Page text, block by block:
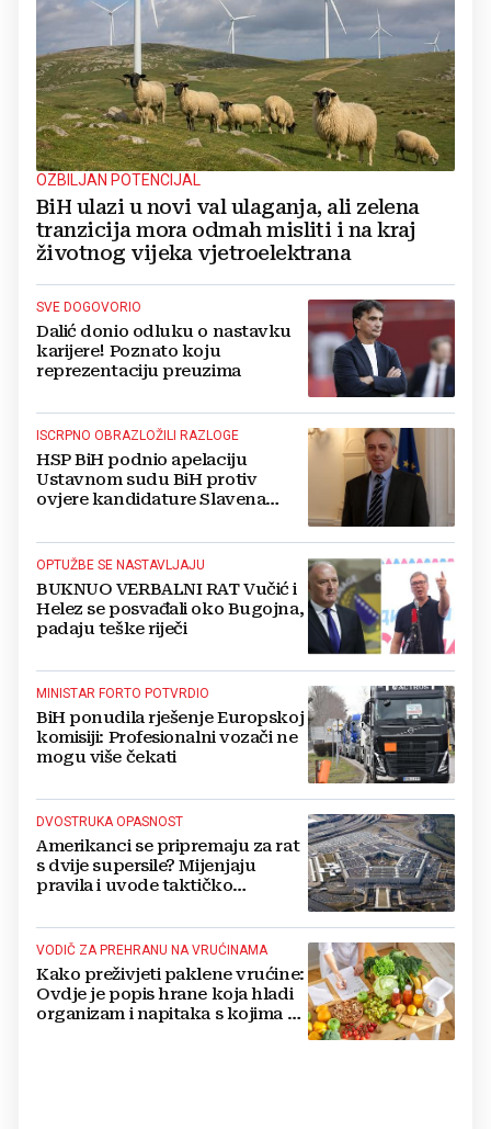
OZBILJAN POTENCIJAL
BiH ulazi u novi val ulaganja, ali zelena
tranzicija mora odmah misliti i na kraj
životnog vijeka vjetroelektrana
SVE DOGOVORIO
Dalić donio odluku o nastavku
karijere! Poznato koju
reprezentaciju preuzima
ISCRPNO OBRAZLOŽILI RAZLOGE
HSP BiH podnio apelaciju
Ustavnom sudu BiH protiv
ovjere kandidature Slavena
OPTUŽBE SE NASTAVLJAJU
BUKNUO VERBALNI RAT Vučić i
Helez se posvađali oko Bugojna,
padaju teške riječi
MINISTAR FORTO POTVRDIO
BiH ponudila rješenje Europskoj
komisiji: Profesionalni vozači ne
mogu više čekati
DVOSTRUKA OPASNOST
Amerikanci se pripremaju za rat
s dvije supersile? Mijenjaju
pravila i uvode taktičko
VODIČ ZA PREHRANU NA VRUĆINAMA
Kako preživjeti paklene vrućine:
Ovdje je popis hrane koja hladi
organizam i napitaka s kojima si